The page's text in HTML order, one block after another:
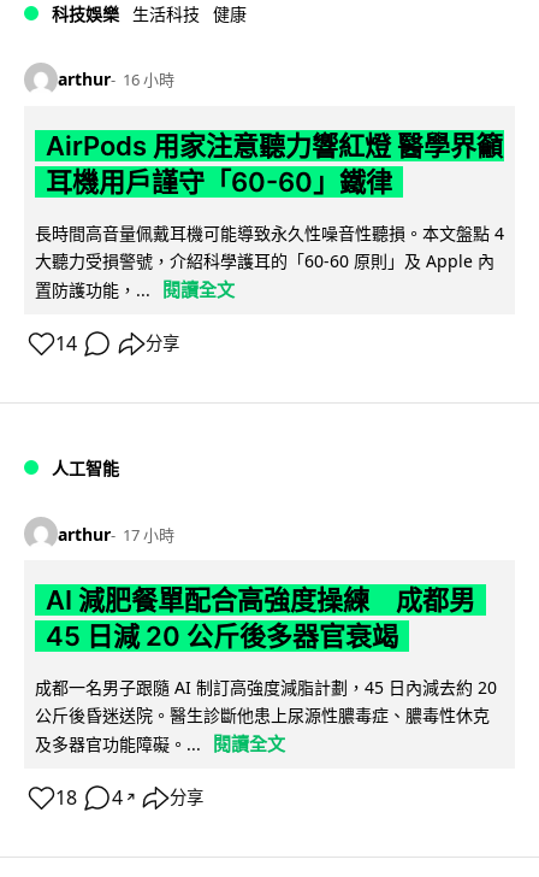
科技娛樂 生活科技 健康
arthur 16 小時
AirPods 用家注意聽力響紅燈 醫學界籲
耳機用戶謹守「60-60」鐵律
長時間高音量佩戴耳機可能導致永久性噪音性聽損。本文盤點 4
大聽力受損警號，介紹科學護耳的「60-60 原則」及 Apple 內
置防護功能，...
閱讀全文
14 分享
人工智能
arthur 17 小時
AI 減肥餐單配合高強度操練 成都男
45 日減 20 公斤後多器官衰竭
成都一名男子跟隨 AI 制訂高強度減脂計劃，45 日內減去約 20
公斤後昏迷送院。醫生診斷他患上尿源性膿毒症、膿毒性休克
及多器官功能障礙。...
閱讀全文
18 4 ↗ 分享